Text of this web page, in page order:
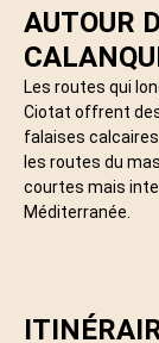
AUTOUR
Les routes qui
Ciotat offrent
falaises
les routes du
courtes mais
Méditerranée.